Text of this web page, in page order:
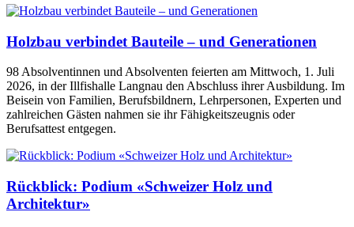
Holzbau verbindet Bauteile – und Generationen
98 Absolventinnen und Absolventen feierten am Mittwoch, 1. Juli
2026, in der Illfishalle Langnau den Abschluss ihrer Ausbildung. Im
Beisein von Familien, Berufsbildnern, Lehrpersonen, Experten und
zahlreichen Gästen nahmen sie ihr Fähigkeitszeugnis oder
Berufsattest entgegen.
Rückblick: Podium «Schweizer Holz und
Architektur»